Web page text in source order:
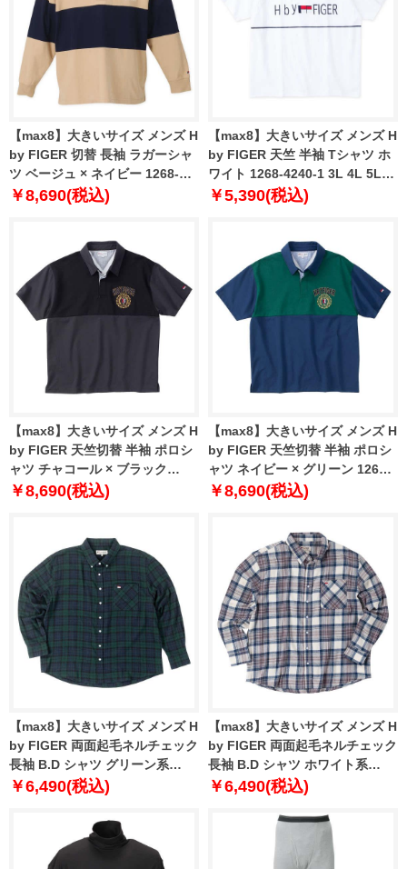
【max8】大きいサイズ メンズ H
by FIGER 切替 長袖 ラガーシャ
ツ ベージュ × ネイビー 1268-
2341-3 3L 4L 5L 6L 8L
￥8,690(税込)
【max8】大きいサイズ メンズ H
by FIGER 天竺 半袖 Tシャツ ホ
ワイト 1268-4240-1 3L 4L 5L
6L 8L
￥5,390(税込)
【max8】大きいサイズ メンズ H
by FIGER 天竺切替 半袖 ポロシ
ャツ チャコール × ブラック
1268-4241-2 3L 4L 5L 6L 8L
￥8,690(税込)
【max8】大きいサイズ メンズ H
by FIGER 天竺切替 半袖 ポロシ
ャツ ネイビー × グリーン 1268-
4241-1 3L 4L 5L 6L 8L
￥8,690(税込)
【max8】大きいサイズ メンズ H
by FIGER 両面起毛ネルチェック
長袖 B.D シャツ グリーン系
1267-4301-2 3L 4L 5L 6L 8L
￥6,490(税込)
【max8】大きいサイズ メンズ H
by FIGER 両面起毛ネルチェック
長袖 B.D シャツ ホワイト系
1267-4301-1 3L 4L 5L 6L 8L
￥6,490(税込)